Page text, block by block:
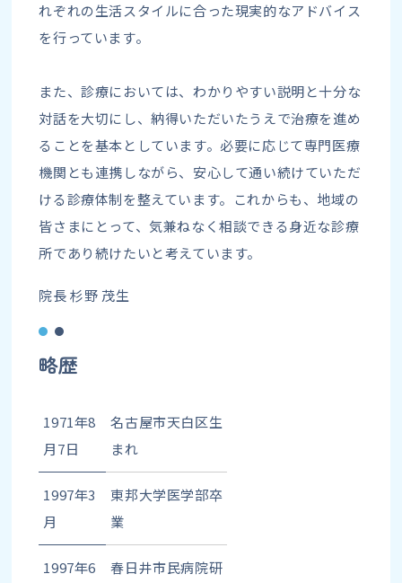
れぞれの生活スタイルに合った現実的なアドバイス
を行っています。
また、診療においては、わかりやすい説明と十分な
対話を大切にし、納得いただいたうえで治療を進め
ることを基本としています。必要に応じて専門医療
機関とも連携しながら、安心して通い続けていただ
ける診療体制を整えています。これからも、地域の
皆さまにとって、気兼ねなく相談できる身近な診療
所であり続けたいと考えています。
院長 杉野 茂生
略歴
1971年8
月7日
名古屋市天白区生
まれ
1997年3
月
東邦大学医学部卒
業
1997年6
春日井市民病院研